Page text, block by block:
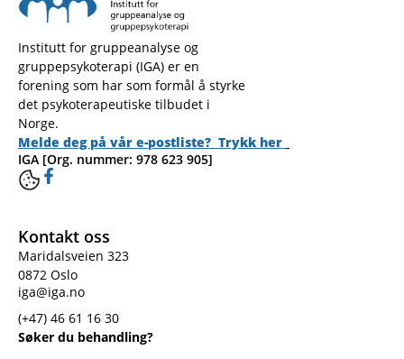
Institutt for gruppeanalyse og
gruppepsykoterapi (IGA) er en
forening som har som formål å styrke
det psykoterapeutiske tilbudet i
Norge.
Melde deg på vår e-postliste? Trykk her
IGA [Org. nummer: 978 623 905]
Kontakt oss
Maridalsveien 323
0872 Oslo
iga@iga.no
(+47) 46 61 16 30
Søker du behandling?